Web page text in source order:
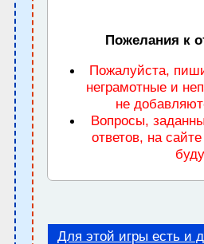
Пожелания к
Пожалуйста,
неграмотные и
не
Вопросы,
ответов, на
Для этой игры есть и